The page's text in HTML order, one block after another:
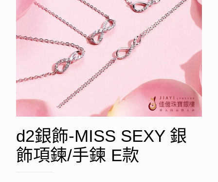
d2銀飾-MISS SEXY 銀
飾項鍊/手鍊 E款